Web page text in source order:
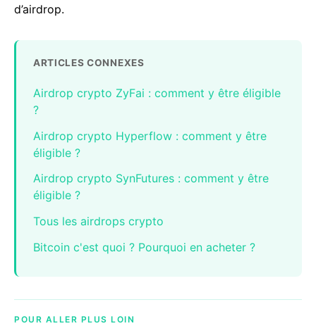
d’airdrop.
ARTICLES CONNEXES
Airdrop crypto ZyFai : comment y être éligible
?
Airdrop crypto Hyperflow : comment y être
éligible ?
Airdrop crypto SynFutures : comment y être
éligible ?
Tous les airdrops crypto
Bitcoin c'est quoi ? Pourquoi en acheter ?
POUR ALLER PLUS LOIN